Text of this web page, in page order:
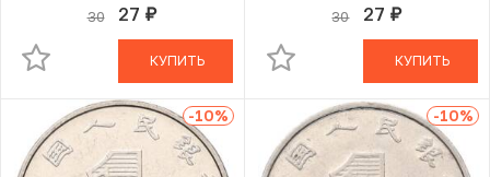
30 27 руб.
В КОРЗИНЕ
КУПИТЬ
30 27 руб.
В КОРЗИНЕ
КУПИТЬ
-10% -10%